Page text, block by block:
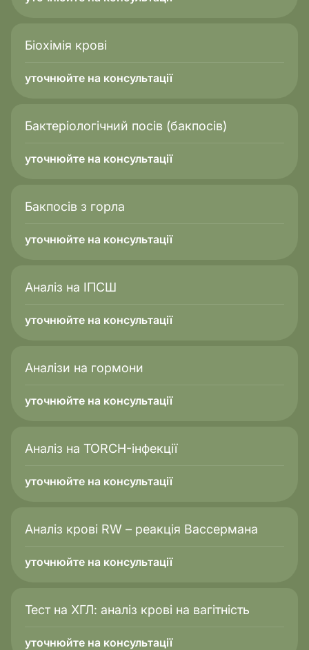
Біохімія крові
уточнюйте на консультації
Бактеріологічний посів (бакпосів)
уточнюйте на консультації
Бакпосів з горла
уточнюйте на консультації
Аналіз на ІПСШ
уточнюйте на консультації
Аналізи на гормони
уточнюйте на консультації
Аналіз на TORCH-інфекції
уточнюйте на консультації
Аналіз крові RW – реакція Вассермана
уточнюйте на консультації
Тест на ХГЛ: аналіз крові на вагітність
уточнюйте на консультації